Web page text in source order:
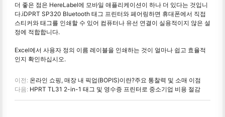
더 좋은 점은 HereLabel에 모바일 애플리케이션이 하나 더 있다는 것입니
다.iDPRT SP320 Bluetooth 태그 프린터와 페어링하면 휴대폰에서 직접
스티커와 태그를 인쇄할 수 있어 컴퓨터나 유선 연결이 실용적이지 않은 설
정에 적합합니다.
Excel에서 사용자 정의 이름 레이블을 인쇄하는 것이 얼마나 쉽고 효율적
인지 확인하십시오.
이전: 온라인 쇼핑, 매장 내 픽업(BOPIS)이란?주요 통찰력 및 소매 이점
다음: HPRT TL31 2-in-1 태그 및 영수증 프린터로 중소기업 비용 절감